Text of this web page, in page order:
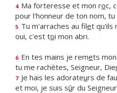
4 Ma forteresse et mon roc,
pour l'honneur de ton nom, tu
5 Tu m'arraches au filet qu'ils
oui, c'est toi mon abri.
6 En tes mains je remets
tu me rachètes, Seigneur, Die
7 Je hais les adorateurs de
et moi, je suis sûr du